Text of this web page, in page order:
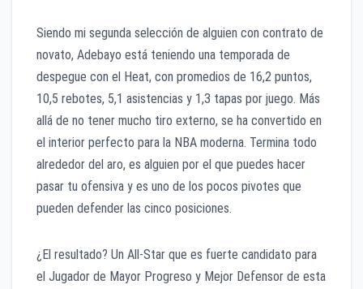
Siendo mi segunda selección de alguien con contrato de
novato, Adebayo está teniendo una temporada de
despegue con el Heat, con promedios de 16,2 puntos,
10,5 rebotes, 5,1 asistencias y 1,3 tapas por juego. Más
allá de no tener mucho tiro externo, se ha convertido en
el interior perfecto para la NBA moderna. Termina todo
alrededor del aro, es alguien por el que puedes hacer
pasar tu ofensiva y es uno de los pocos pivotes que
pueden defender las cinco posiciones.
¿El resultado? Un All-Star que es fuerte candidato para
el Jugador de Mayor Progreso y Mejor Defensor de esta